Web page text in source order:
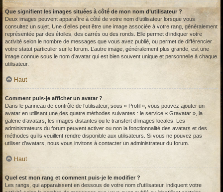
Que signifient les images situées à côté de mon nom d’utilisateur ?
Deux images peuvent apparaître à côté de votre nom d’utilisateur lorsque vous
consultez un sujet. Une d’elles peut être une image associée à votre rang, généralement
représentée par des étoiles, des carrés ou des ronds. Elle permet d’indiquer votre
activité selon le nombre de messages que vous avez publié, ou permet de différencier
votre statut particulier sur le forum. L’autre image, généralement plus grande, est une
image connue sous le nom d’avatar qui est bien souvent unique et personnelle à chaque
utilisateur.
Haut
Comment puis-je afficher un avatar ?
Dans le panneau de contrôle de l’utilisateur, sous « Profil », vous pouvez ajouter un
avatar en utilisant une des quatre méthodes suivantes : le service « Gravatar », la
galerie d’avatars, les images distantes ou le transfert d’images locales. Les
administrateurs du forum peuvent activer ou non la fonctionnalité des avatars et des
méthodes qu’ils veuillent rendre disponible aux utilisateurs. Si vous ne pouvez pas
utiliser d’avatars, nous vous invitons à contacter un administrateur du forum.
Haut
Quel est mon rang et comment puis-je le modifier ?
Les rangs, qui apparaissent en dessous de votre nom d’utilisateur, indiquent votre